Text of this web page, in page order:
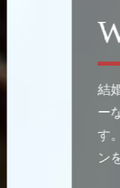
結
ー
す
ン